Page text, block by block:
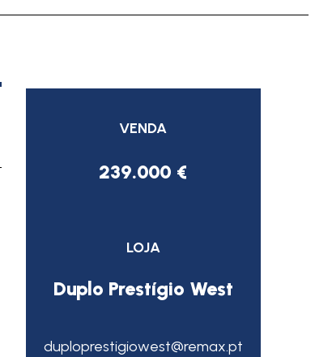
VENDA
239.000 €
LOJA
Duplo Prestígio West
duploprestigiowest@remax.pt